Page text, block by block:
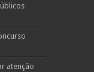
atenção